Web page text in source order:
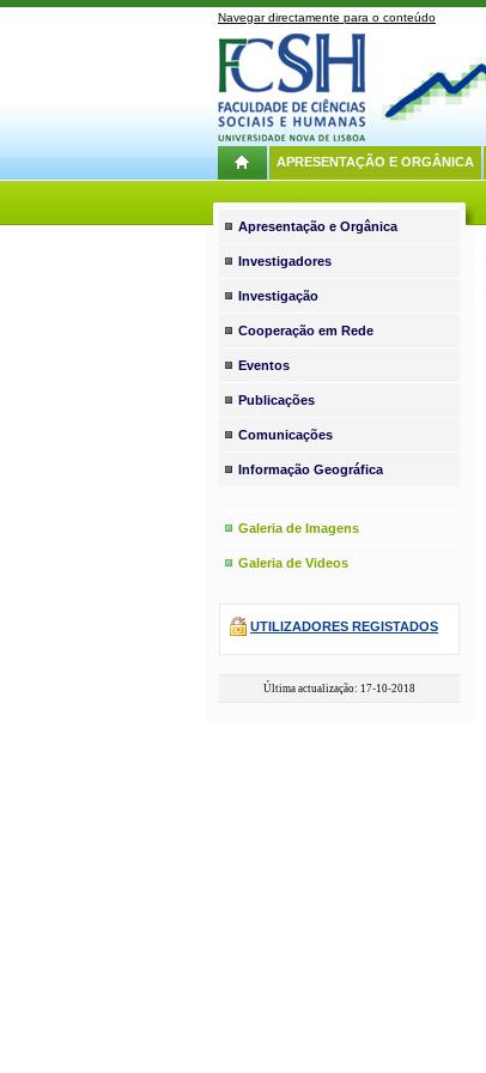
Navegar directamente para o conteúdo
APRESENTAÇÃO E ORGÂNICA
Apresentação e Orgânica
Investigadores
Investigação
Cooperação em Rede
Eventos
Publicações
Comunicações
Informação Geográfica
Galeria de Imagens
Galeria de Videos
UTILIZADORES REGISTADOS
Última actualização: 17-10-2018